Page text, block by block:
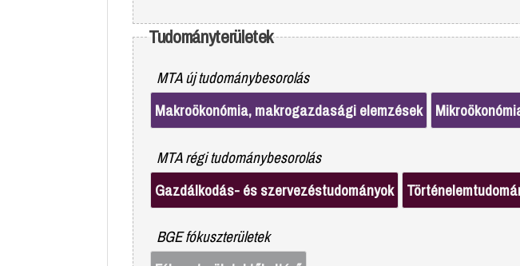
Tudományterületek
MTA új tudománybesorolás
Makroökonómia, makrogazdasági elemzések
MTA régi tudománybesorolás
Gazdálkodás- és szervezéstudományok
BGE fókuszterületek